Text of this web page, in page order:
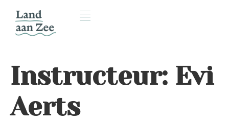
Instructeur: Evi
Aerts